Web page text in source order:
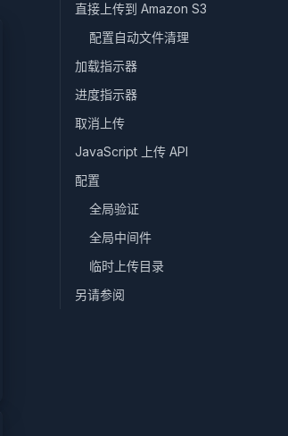
直接上传到 Amazon S3
配置自动文件清理
加载指示器
进度指示器
取消上传
JavaScript 上传 API
配置
全局验证
全局中间件
临时上传目录
另请参阅